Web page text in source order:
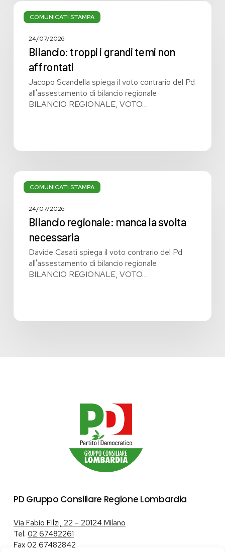
COMUNICATI STAMPA
Bilancio:
troppi
grandi
affrontati
24/07/2026
Bilancio: troppi i grandi temi non
affrontati
Jacopo Scandella spiega il voto contrario del Pd
all'assestamento di bilancio regionale
BILANCIO REGIONALE, VOTO…
COMUNICATI STAMPA
Bilancio
regionale:
svolta
24/07/2026
Bilancio regionale: manca la svolta
necessaria
Davide Casati spiega il voto contrario del Pd
all'assestamento di bilancio regionale
BILANCIO REGIONALE, VOTO…
PD Gruppo Consiliare Regione Lombardia
Via Fabio Filzi, 22 – 20124 Milano
Tel. 02 67482261
Fax 02 67482842